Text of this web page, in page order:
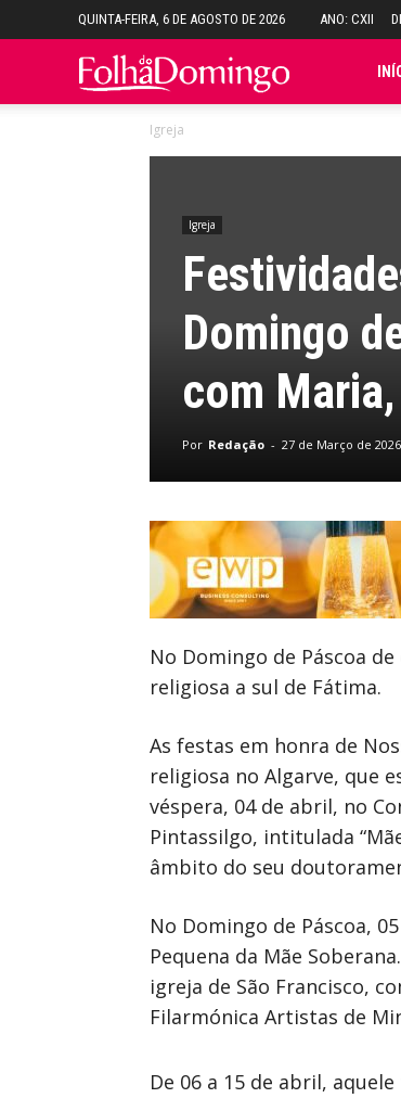
QUINTA-FEIRA, 6 DE AGOSTO DE 2026 ANO: CXII
Folha
Igreja
Igreja
Domingo
com
Por Redação - 27 de Março de 2026
No Domingo de Páscoa
religiosa a sul de Fátima.
As festas em honra de
religiosa no Algarve, que
véspera, 04 de abril, no
Pintassilgo, intitulada
âmbito do seu
No Domingo de Páscoa,
Pequena da Mãe
igreja de São Francisco,
Filarmónica Artistas de
De 06 a 15 de abril,